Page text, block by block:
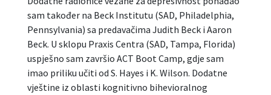
sam također na Beck Institutu (SAD, Philadelphia,
Pennsylvania) sa predavačima Judith Beck i Aaron
Beck. U sklopu Praxis Centra (SAD, Tampa, Florida)
uspješno sam završio ACT Boot Camp, gdje sam
imao priliku učiti od S. Hayes i K. Wilson. Dodatne
vještine iz oblasti kognitivno bihevioralnog